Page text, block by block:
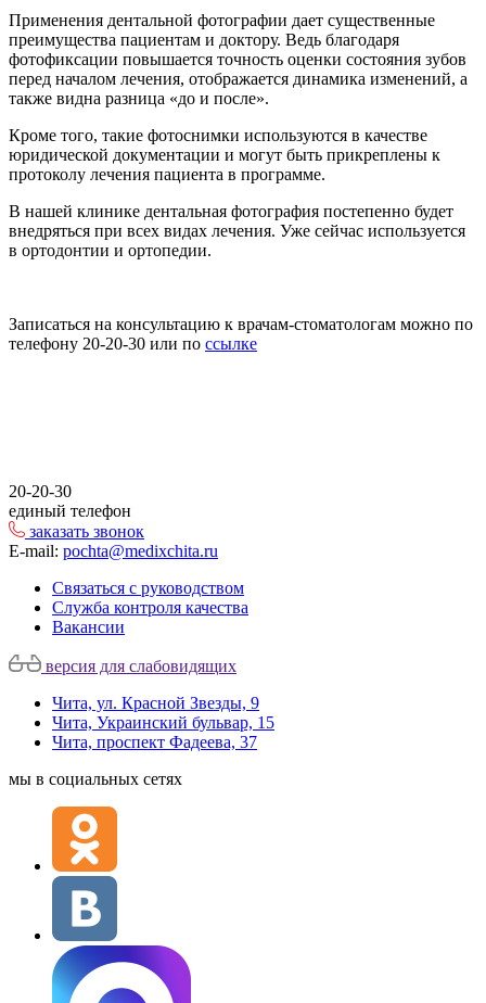
Применения дентальной фотографии дает существенные
преимущества пациентам и доктору. Ведь благодаря
фотофиксации повышается точность оценки состояния зубов
перед началом лечения, отображается динамика изменений, а
также видна разница «до и после».
Кроме того, такие фотоснимки используются в качестве
юридической документации и могут быть прикреплены к
протоколу лечения пациента в программе.
В нашей клинике дентальная фотография постепенно будет
внедряться при всех видах лечения. Уже сейчас используется
в ортодонтии и ортопедии.
Записаться на консультацию к врачам-стоматологам можно по
телефону 20-20-30 или по ссылке
20-20-30
единый телефон
заказать звонок
E-mail: pochta@medixchita.ru
Связаться с руководством
Служба контроля качества
Вакансии
версия для слабовидящих
Чита, ул. Красной Звезды, 9
Чита, Украинский бульвар, 15
Чита, проспект Фадеева, 37
мы в социальных сетях